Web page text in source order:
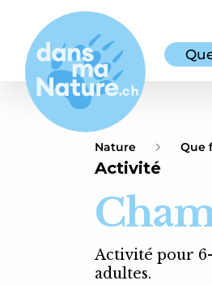
Nature Que
Activité
Activité pour 6-
adultes.